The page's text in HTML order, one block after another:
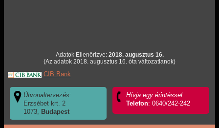
Adatok Ellenőrizve: 2018. augusztus 16.
(Az adatok 2018. augusztus 16. óta változatlanok)
CIB Bank
Útvonaltervezés:
Erzsébet krt. 2
1073, Budapest
Hívja egy érintéssel
Telefon: 0640/242-242